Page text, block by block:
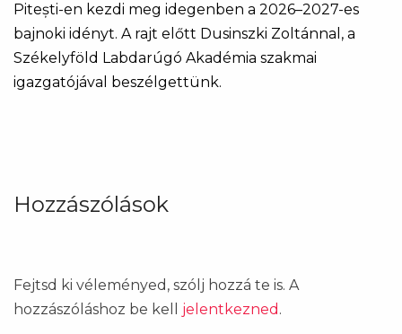
Pitești-en kezdi meg idegenben a 2026–2027-es
bajnoki idényt. A rajt előtt Dusinszki Zoltánnal, a
Székelyföld Labdarúgó Akadémia szakmai
igazgatójával beszélgettünk.
Hozzászólások
Fejtsd ki véleményed, szólj hozzá te is. A
hozzászóláshoz be kell jelentkezned .